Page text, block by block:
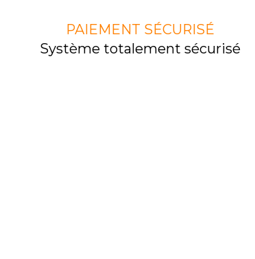
PAIEMENT SÉCURISÉ
Système totalement sécurisé